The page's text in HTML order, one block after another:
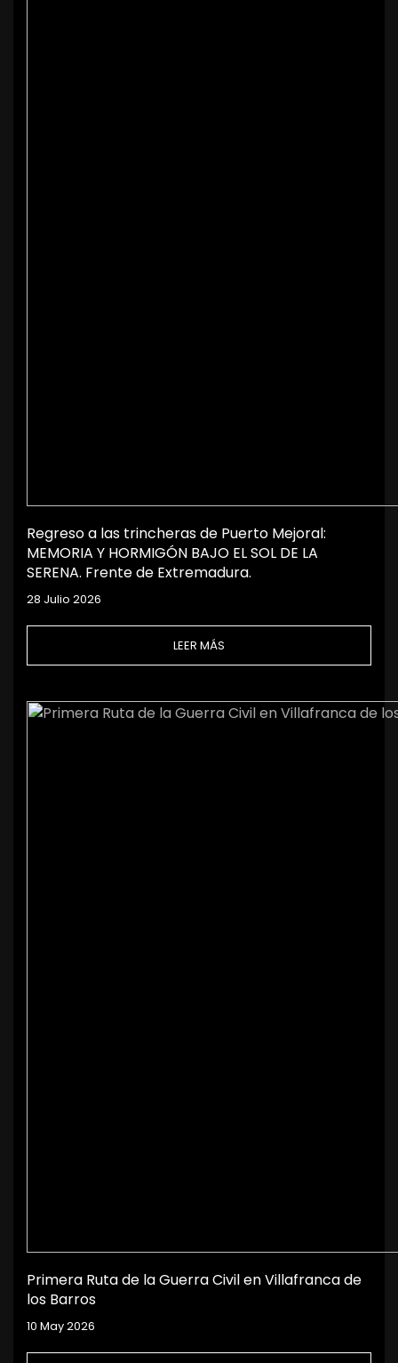
Regreso a las trincheras de Puerto Mejoral:
MEMORIA Y HORMIGÓN BAJO EL SOL DE LA
SERENA. Frente de Extremadura.
28 Julio 2026
LEER MÁS
Primera Ruta de la Guerra Civil en Villafranca de
los Barros
10 May 2026